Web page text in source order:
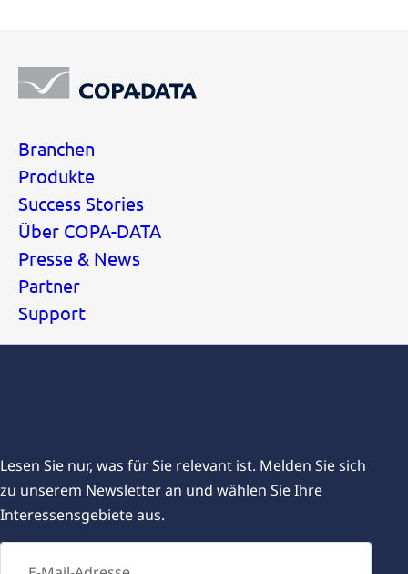
Branchen
Produkte
Success Stories
Über COPA-DATA
Presse & News
Partner
Support
Lesen Sie nur, was für Sie relevant ist. Melden Sie sich
zu unserem Newsletter an und wählen Sie Ihre
Interessensgebiete aus.